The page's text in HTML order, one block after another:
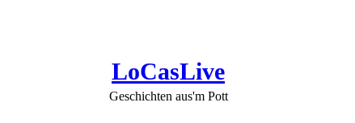
LoCasLive
Geschichten aus'm Pott